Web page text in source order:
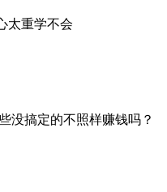
太重学不会
没搞定的不照样赚钱吗？